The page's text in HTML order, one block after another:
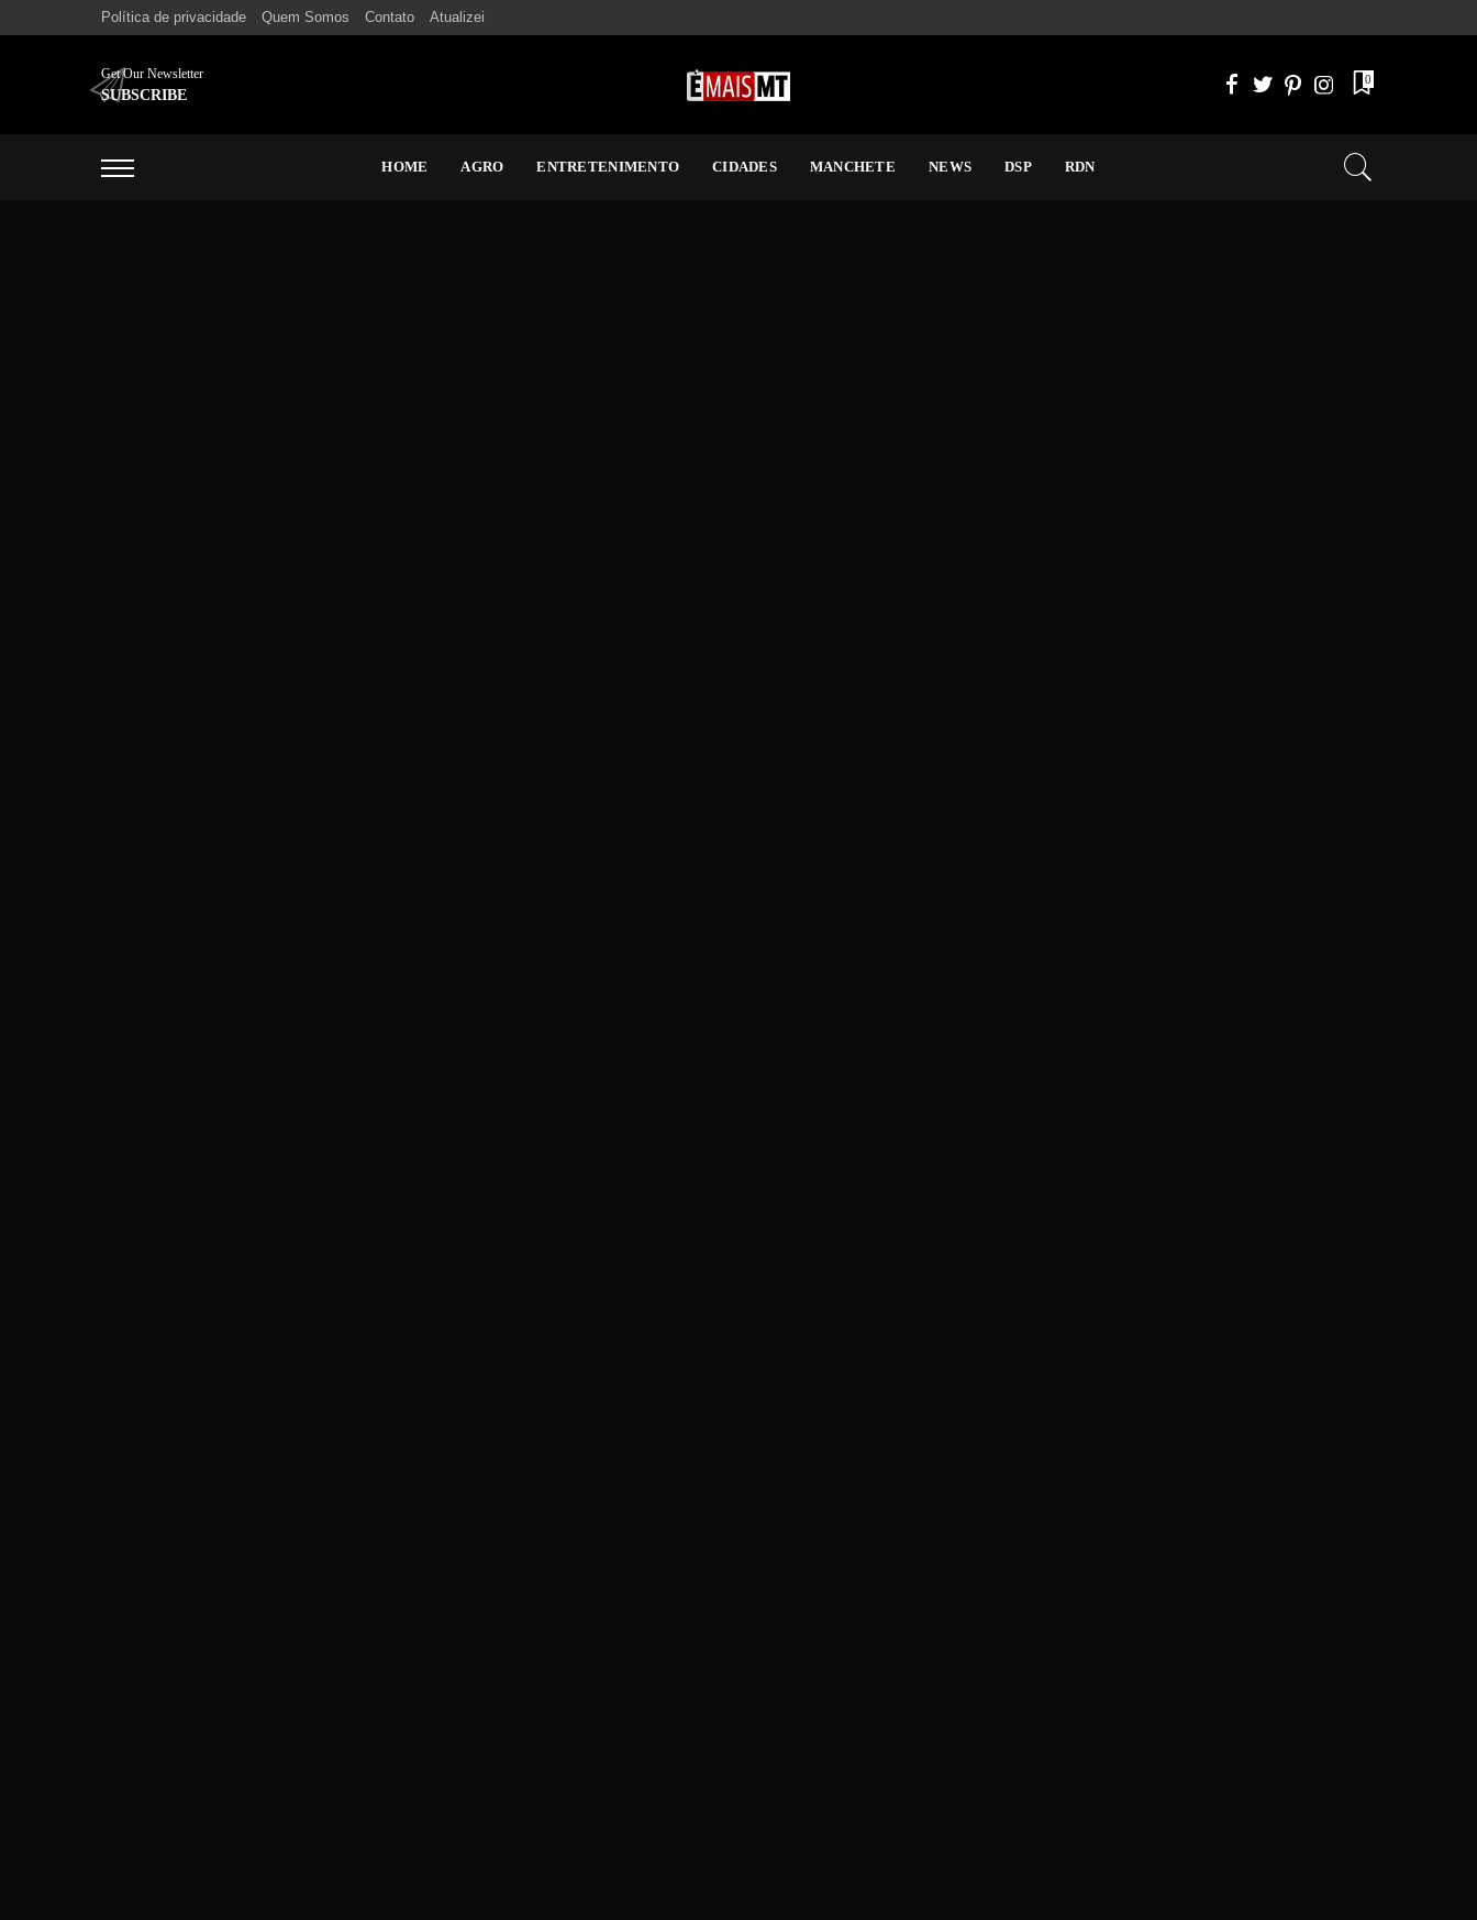
Política de privacidade Quem Somos Contato Atualizei
Get Our Newsletter
SUBSCRIBE
0
HOME AGRO ENTRETENIMENTO CIDADES MANCHETE NEWS DSP RDN